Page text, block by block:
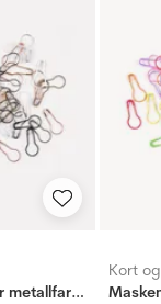
Maskemarkør metallfarger
Kort